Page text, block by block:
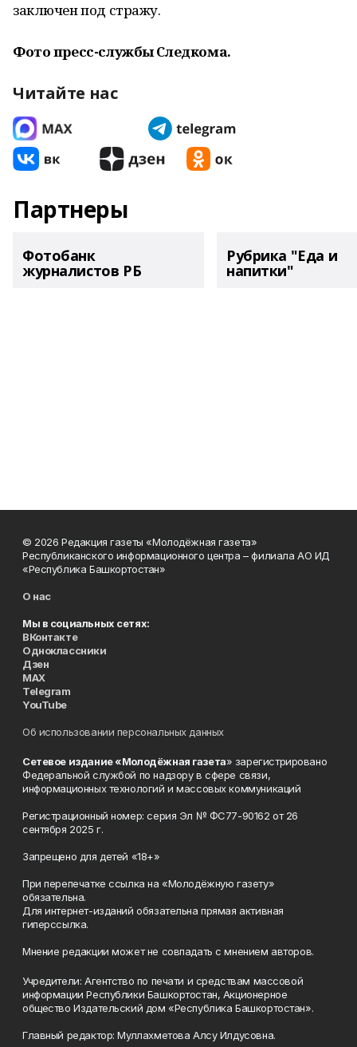
заключен под стражу.
Фото пресс-службы Следкома.
Читайте нас
Партнеры
Фотобанк
журналистов РБ
Рубрика "Еда и
напитки"
© 2026 Редакция газеты «Молодёжная газета»
Республиканского информационного центра – филиала АО ИД
«Республика Башкортостан»
О нас
Мы в социальных сетях:
ВКонтакте
Одноклассники
Дзен
MAX
Telegram
YouTube
Об использовании персональных данных
Сетевое издание «Молодёжная газета» зарегистрировано
Федеральной службой по надзору в сфере связи,
информационных технологий и массовых коммуникаций
Регистрационный номер: серия Эл № ФС77-90162 от 26
сентября 2025 г.
Запрещено для детей «18+»
При перепечатке ссылка на «Молодёжную газету»
обязательна.
Для интернет-изданий обязательна прямая активная
гиперссылка.
Мнение редакции может не совпадать с мнением авторов.
Учредители: Агентство по печати и средствам массовой
информации Республики Башкортостан, Акционерное
общество Издательский дом «Республика Башкортостан».
Главный редактор: Муллахметова Алсу Илдусовна.